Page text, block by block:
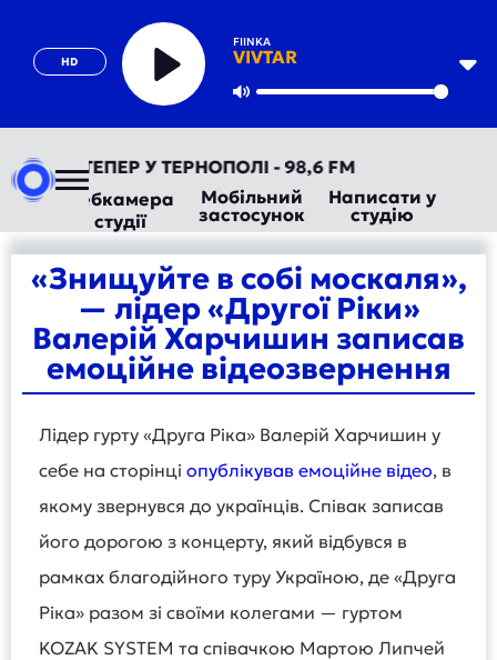
HD
FIINKA
VIVTAR
Play
ТЕПЕР У ТЕРНОПОЛІ - 98,6 FM
Вебкамера
студії
Мобільний
застосунок
Написати у
студію
«Знищуйте в собі москаля»,
— лідер «Другої Ріки»
Валерій Харчишин записав
емоційне відеозвернення
Лідер гурту «Друга Ріка» Валерій Харчишин у
себе на сторінці опублікував емоційне відео, в
якому звернувся до українців. Співак записав
його дорогою з концерту, який відбувся в
рамках благодійного туру Україною, де «Друга
Ріка» разом зі своїми колегами — гуртом
KOZAK SYSTEM та співачкою Мартою Липчей